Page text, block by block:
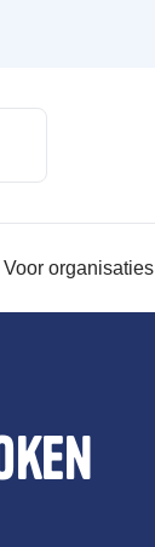
Voor organisaties